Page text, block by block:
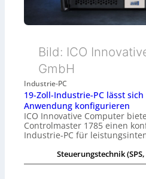
Bild: ICO
GmbH
Industrie-PC
19-Zoll-Industrie-PC lässt
Anwendung konfigurieren
ICO Innovative Computer
Controlmaster 1785 einen
Industrie-PC für
Steuerungstechnik (SPS,